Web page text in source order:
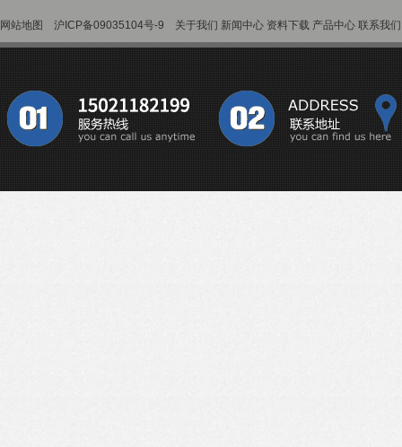
网站地图 沪ICP备09035104号-9 关于我们 新闻中心 资料下载 产品中心 联系我们